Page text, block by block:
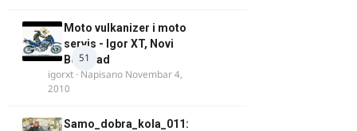
51
Moto vulkanizer i moto
servis - Igor XT, Novi
Beograd
igorxt · Napisano Novembar 4,
2010
Samo_dobra_kola_011: